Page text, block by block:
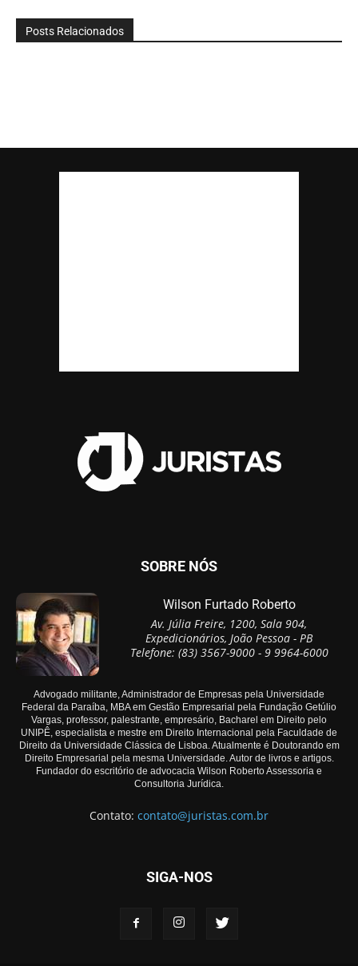
Posts Relacionados
SOBRE NÓS
Wilson Furtado Roberto
Av. Júlia Freire, 1200, Sala 904,
Expedicionários, João Pessoa - PB
Telefone: (83) 3567-9000 - 9 9964-6000
Advogado militante, Administrador de Empresas pela Universidade
Federal da Paraíba, MBA em Gestão Empresarial pela Fundação Getúlio
Vargas, professor, palestrante, empresário, Bacharel em Direito pelo
UNIPÊ, especialista e mestre em Direito Internacional pela Faculdade de
Direito da Universidade Clássica de Lisboa. Atualmente é Doutorando em
Direito Empresarial pela mesma Universidade. Autor de livros e artigos.
Fundador do escritório de advocacia Wilson Roberto Assessoria e
Consultoria Jurídica.
Contato: contato@juristas.com.br
SIGA-NOS